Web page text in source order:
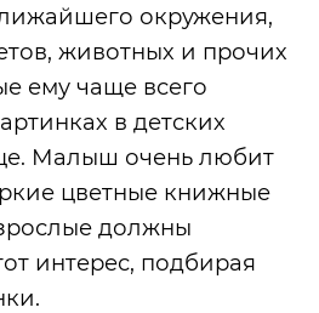
окружения,
животных и прочих
ему чаще всего
в детских
Малыш очень любит
цветные книжные
должны
интерес, подбирая